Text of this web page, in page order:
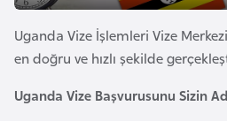
ş
l
e
l
Uganda Vize İşlemleri Vize
en doğru ve hızlı şekilde
Uganda Vize Başvurusunu Sizin
t
u
r